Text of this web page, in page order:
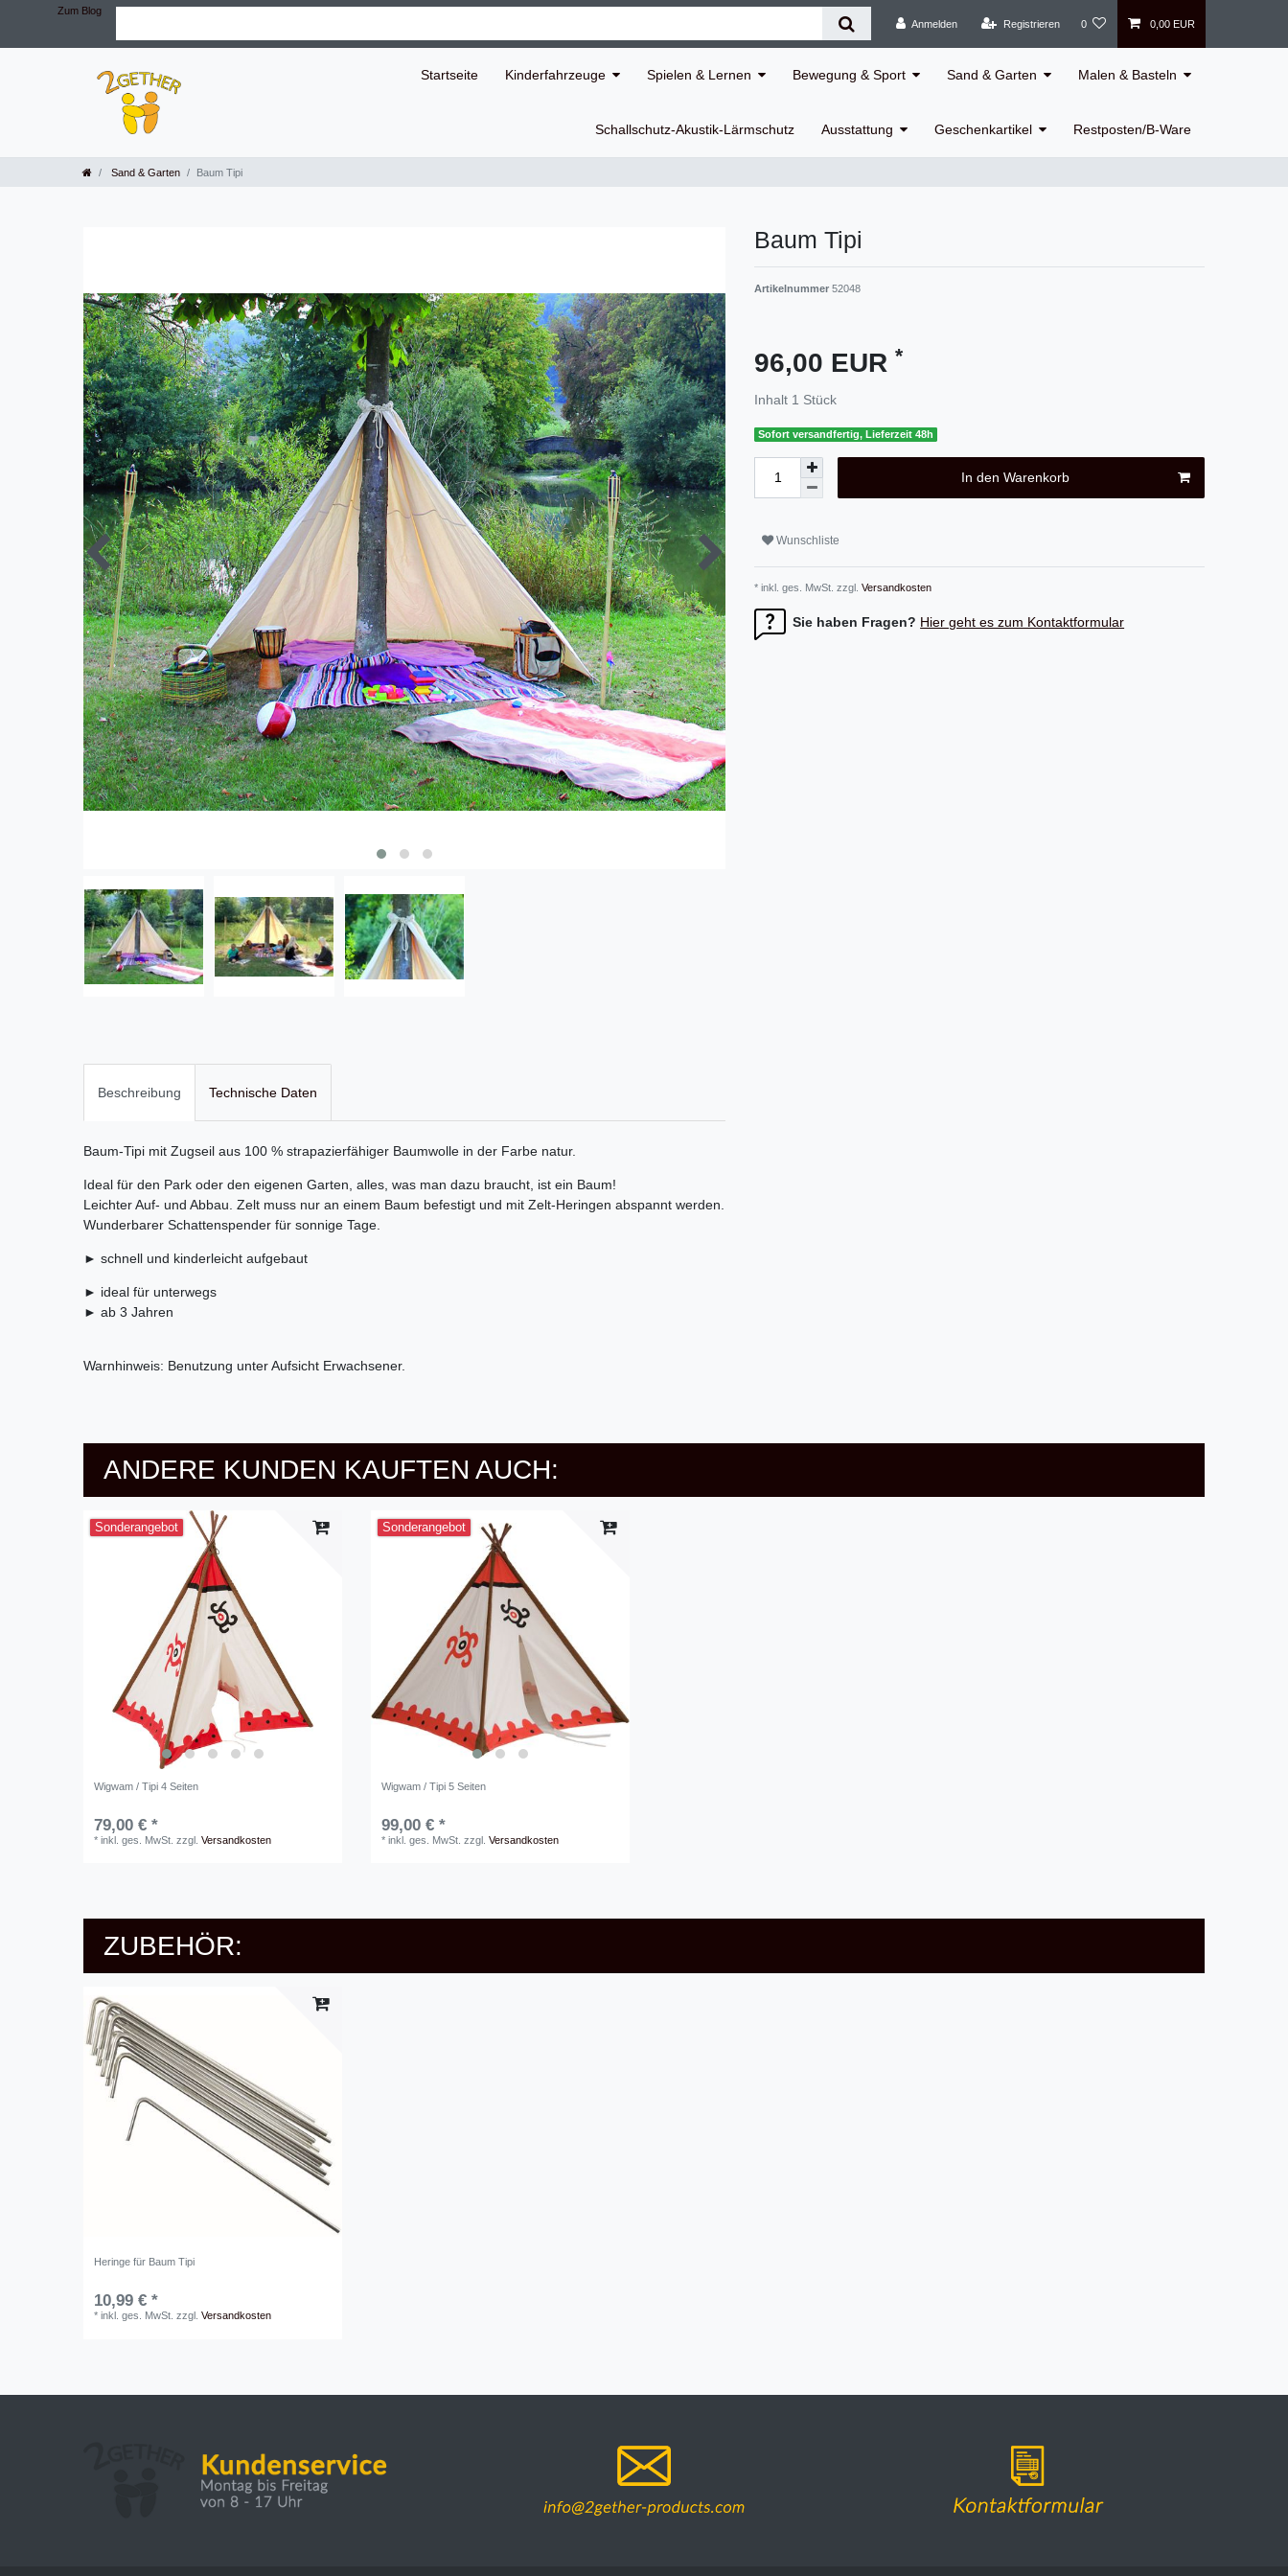
Zum Blog
Anmelden
Registrieren 0 0,00 EUR
Startseite Kinderfahrzeuge Spielen & Lernen Bewegung & Sport Sand & Garten Malen & Basteln
Schallschutz-Akustik-Lärmschutz Ausstattung Geschenkartikel Restposten/B-Ware
Sand & Garten Baum Tipi
Baum Tipi
Artikelnummer 52048
96,00 EUR *
Inhalt 1 Stück
Sofort versandfertig, Lieferzeit 48h
In den Warenkorb
Wunschliste
* inkl. ges. MwSt. zzgl. Versandkosten
Sie haben Fragen? Hier geht es zum Kontaktformular
Beschreibung Technische Daten
Baum-Tipi mit Zugseil aus 100 % strapazierfähiger Baumwolle in der Farbe natur.
Ideal für den Park oder den eigenen Garten, alles, was man dazu braucht, ist ein Baum!
Leichter Auf- und Abbau. Zelt muss nur an einem Baum befestigt und mit Zelt-Heringen abspannt werden.
Wunderbarer Schattenspender für sonnige Tage.
► schnell und kinderleicht aufgebaut
► ideal für unterwegs
► ab 3 Jahren
Warnhinweis: Benutzung unter Aufsicht Erwachsener.
ANDERE KUNDEN KAUFTEN AUCH:
Sonderangebot
Wigwam / Tipi 4 Seiten
79,00 € *
*inkl. ges. MwSt. zzgl.Versandkosten
Sonderangebot
Wigwam / Tipi 5 Seiten
99,00 € *
*inkl. ges. MwSt. zzgl.Versandkosten
ZUBEHÖR:
Heringe für Baum Tipi
10,99 € *
*inkl. ges. MwSt. zzgl.Versandkosten